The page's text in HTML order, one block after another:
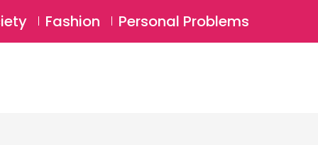
Login ⚲
Fashion Personal Problems